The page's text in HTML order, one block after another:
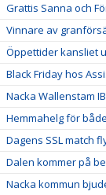
Grattis Sanna och
Vinnare av
Öppettider kansliet
Black Friday hos
Nacka Wallenstam
Hemmahelg för
Dagens SSL match
Dalen kommer på
Nacka kommun